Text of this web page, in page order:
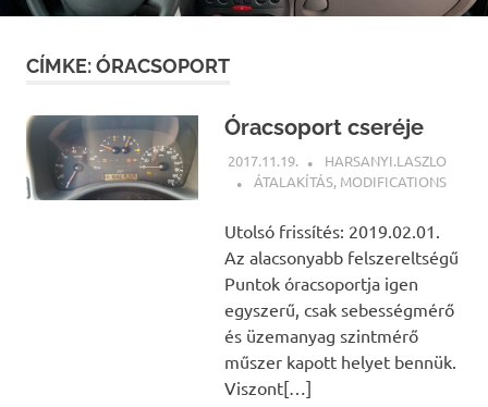
CÍMKE:ÓRACSOPORT
Óracsoport cseréje
2017.11.19.
HARSANYI.LASZLO
ÁTALAKÍTÁS, MODIFICATIONS
Utolsó frissítés: 2019.02.01.
Az alacsonyabb felszereltségű
Puntok óracsoportja igen
egyszerű, csak sebességmérő
és üzemanyag szintmérő
műszer kapott helyet bennük.
Viszont[…]